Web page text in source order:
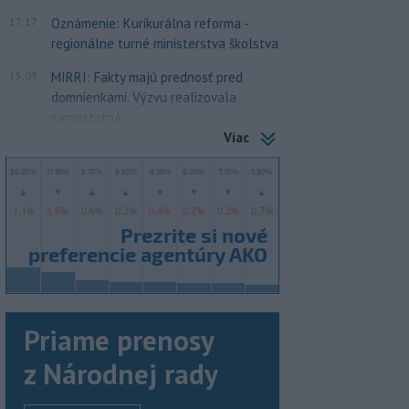
17:17
Oznámenie: Kurikurálna reforma -
regionálne turné ministerstva školstva
15:09
MIRRI: Fakty majú prednosť pred
domnienkami. Výzvu realizovala
samostatná...
Viac
Priame prenosy
z Národnej rady